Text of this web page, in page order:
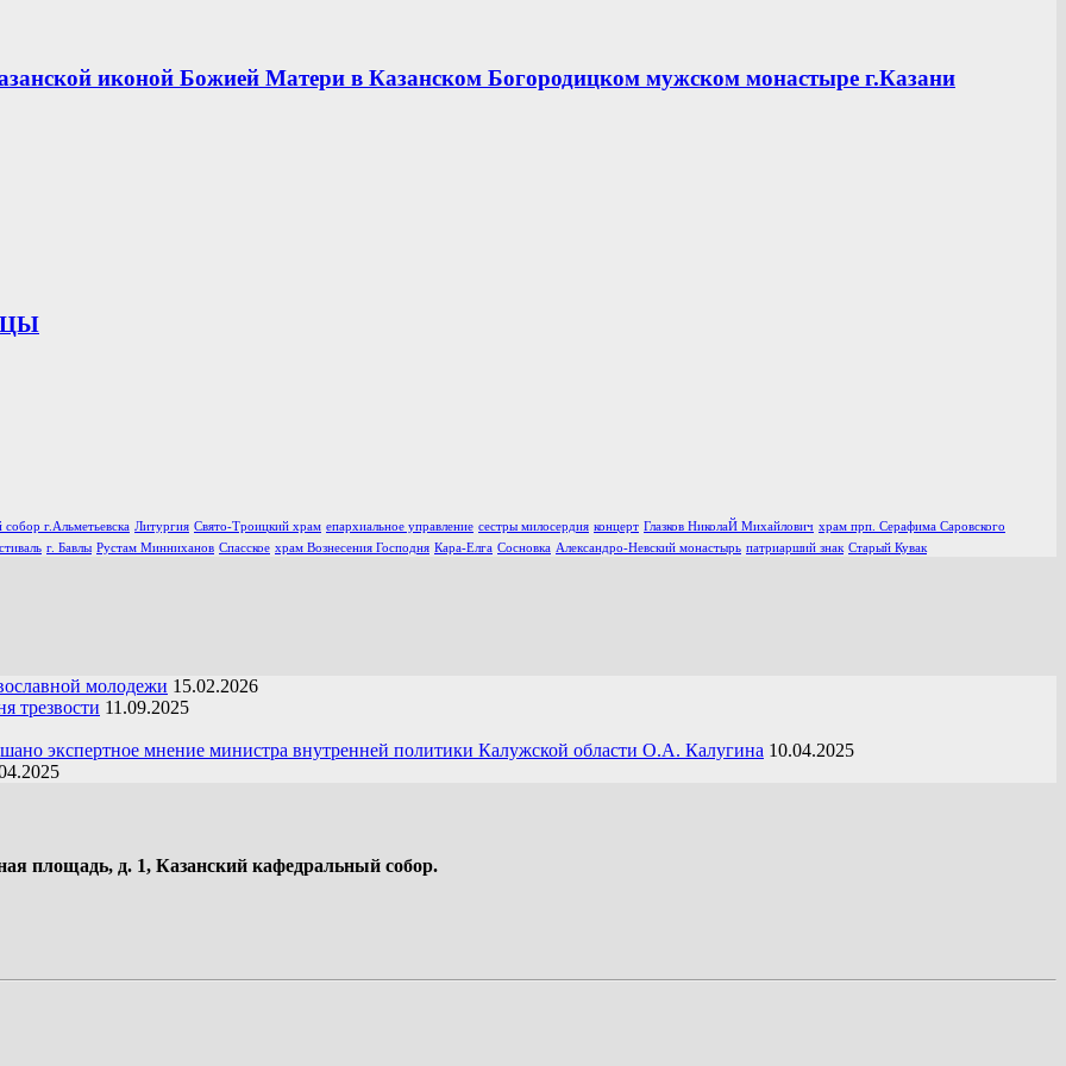
иконой Божией Матери в Казанском Богородицком мужском монастыре г.Казани
г.Альметьевска Литургия Свято-Троицкий храм епархиальное управление сестры милосердия концерт Глазков НиколаЙ Михайлович храм прп. Серафима Саровского
г. Бавлы Рустам Минниханов Спасское храм Вознесения Господня Кара-Елга Сосновка Александро-Невский монастырь патриарший знак Старый Кувак
молодежи 15.02.2026
трезвости 11.09.2025
экспертное мнение министра внутренней политики Калужской области О.А. Калугина 10.04.2025
площадь, д. 1, Казанский кафедральный собор.